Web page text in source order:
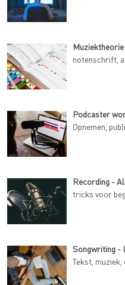
notenschrift,
Podcaster
Opnemen,
Recording -
tricks voor
Songwriting -
Tekst,